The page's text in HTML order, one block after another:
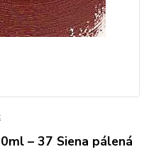
– 37 Siena pálená